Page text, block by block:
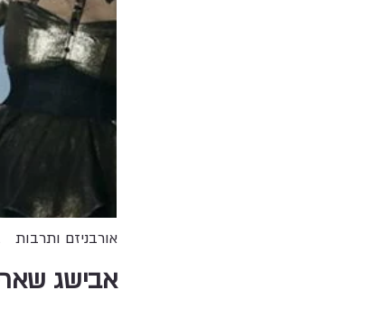
אורבניזם ותרבות
אבישג